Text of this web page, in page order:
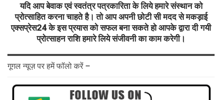
यदि आप बेवाक एवं स्वतंत्र पत्रकारिता के लिये हमारे संस्थान को
प्रोत्साहित करना चाहते है। तो आप अपनी छोटी सी मदद से मकड़ाई
एक्सप्रेस24 के इस प्रयास को सफल बना सकते हो आपके द्वारा दी गयी
प्रोत्साहन राशि हमारे लिये संजीवनी का काम करेगी।
गूगल न्यूज़ पर हमें फॉलो करें –